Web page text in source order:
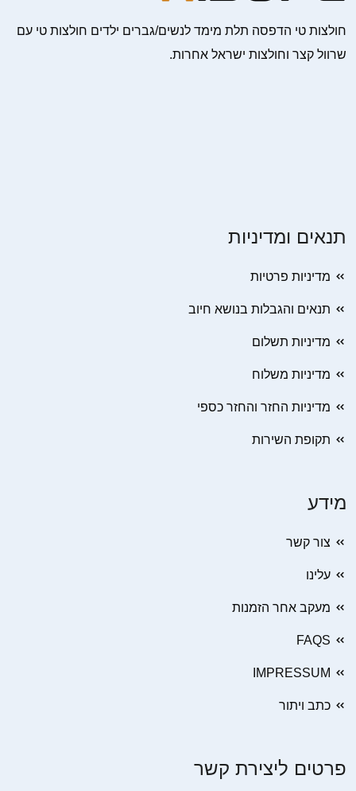
חולצות טי הדפסה תלת מימד לנשים/גברים ילדים חולצות טי עם
שרוול קצר וחולצות ישראל אחרות.
תנאים ומדיניות
מדיניות פרטיות
תנאים והגבלות בנושא חיוב
מדיניות תשלום
מדיניות משלוח
מדיניות החזר והחזר כספי
תקופת השירות
מידע
צור קשר
עלינו
מעקב אחר הזמנות
FAQS
IMPRESSUM
כתב ויתור
פרטים ליצירת קשר